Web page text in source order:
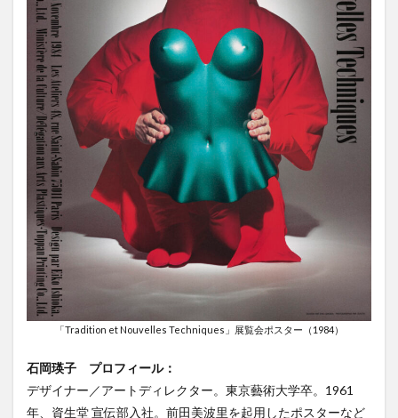
「Tradition et Nouvelles Techniques」展覧会ポスター（1984）
石岡瑛子 プロフィール：
デザイナー／アートディレクター。東京藝術大学卒。1961
年、資生堂 宣伝部入社。前田美波里を起用したポスターなど